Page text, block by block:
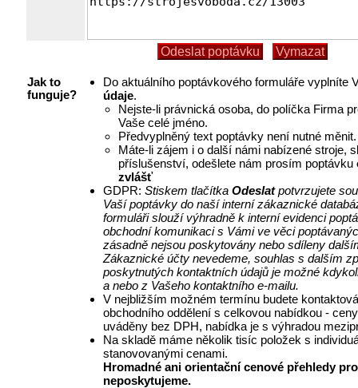
Jak to
funguje?
Do aktuálního poptávkového formuláře vyplníte
údaje.
Nejste-li právnická osoba, do políčka Firma
Vaše celé jméno.
Předvyplněný text poptávky není nutné měnit.
Máte-li zájem i o další námi nabízené stroje,
příslušenství, odešlete nám prosím poptávku
zvlášť
GDPR: Stiskem tlačítka Odeslatpotvrzujete
Vaší poptávky do naší interní zákaznické
formuláři slouží výhradně k interní evidenci
obchodní komunikaci s Vámi ve věci
zásadně nejsou poskytovány nebo sdíleny
Zákaznické účty nevedeme, souhlas s dalším
poskytnutých kontaktních údajů je možné
a nebo z Vašeho kontaktního e-mailu.
V nejbližším možném termínu budete
obchodního oddělení s celkovou nabídkou -
uváděny bez DPH, nabídka je s výhradou
Na skladě máme několik tisíc položek s
stanovovanými cenami.
Hromadné ani orientační cenové přehledy
neposkytujeme.